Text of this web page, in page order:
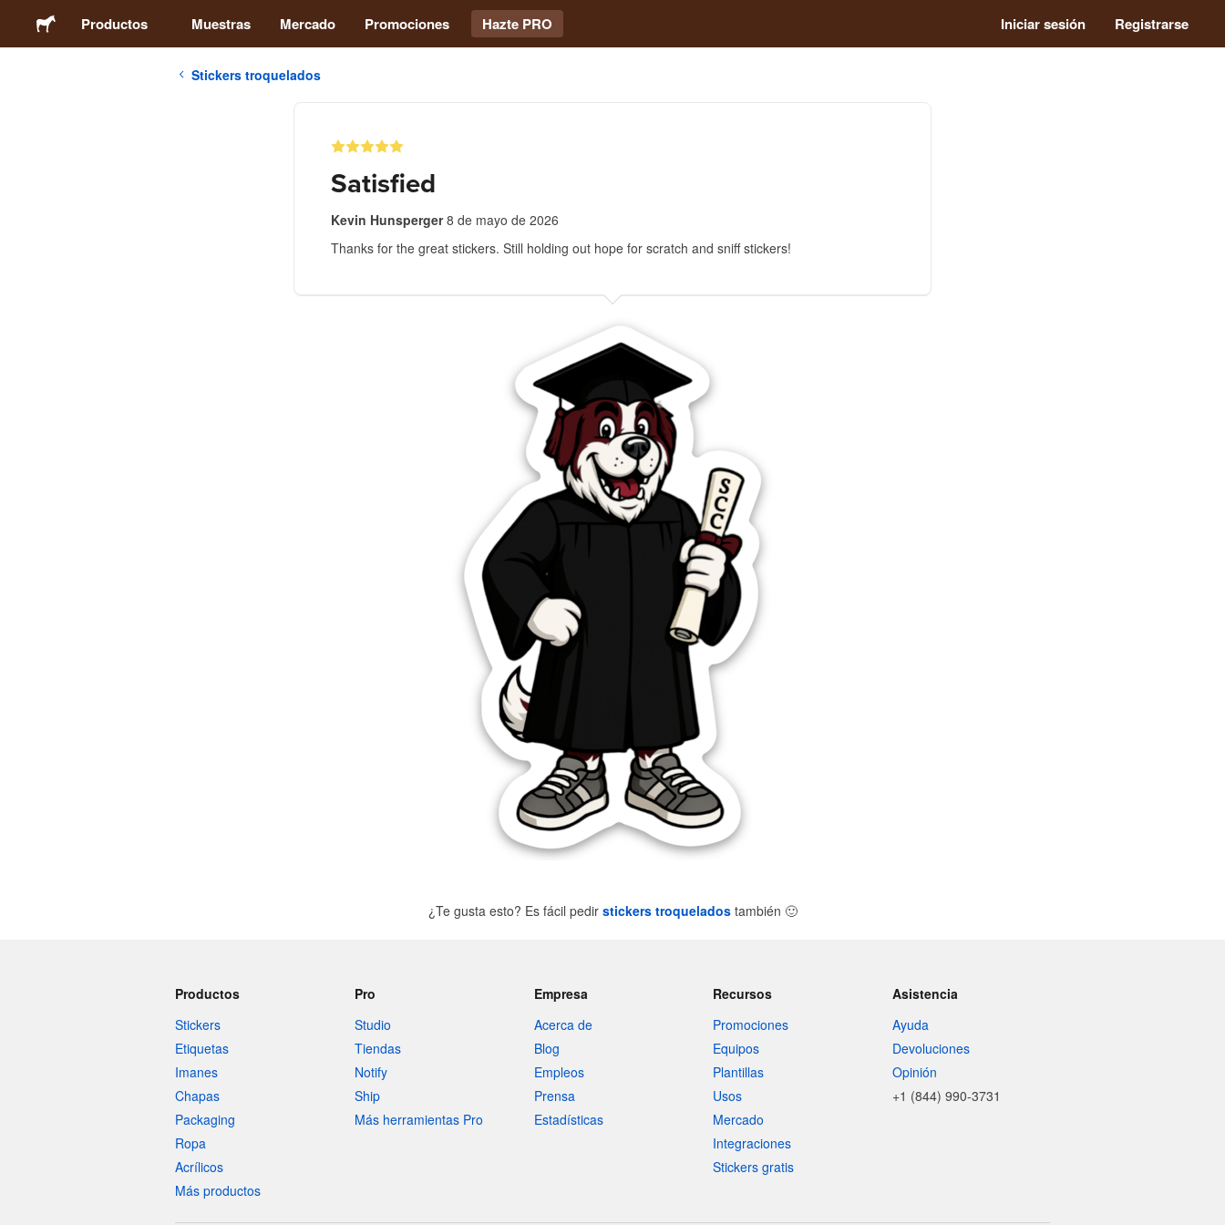
Productos Muestras Mercado Promociones Hazte PRO Iniciar sesión Registrarse
Stickers troquelados
Satisfied
Kevin Hunsperger 8 de mayo de 2026
Thanks for the great stickers. Still holding out hope for scratch and sniff stickers!
¿Te gusta esto? Es fácil pedir stickers troqueladostambién 🙂
Productos
Stickers
Etiquetas
Imanes
Chapas
Packaging
Ropa
Acrílicos
Más productos
Pro
Studio
Tiendas
Notify
Ship
Más herramientas Pro
Empresa
Acerca de
Blog
Empleos
Prensa
Estadísticas
Recursos
Promociones
Equipos
Plantillas
Usos
Mercado
Integraciones
Stickers gratis
Asistencia
Ayuda
Devoluciones
Opinión
+1 (844) 990-3731